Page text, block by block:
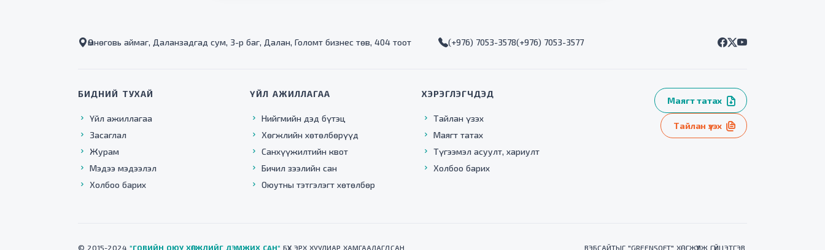
Өмнөговь аймаг, Даланзадгад сум, 3-р баг, Далан, Голомт бизнес төв, 404 тоот (+976) 7053-3578(+976) 7053-3577
БИДНИЙ ТУХАЙ
Үйл ажиллагаа
Засаглал
Журам
Мэдээ мэдээлэл
Холбоо барих
ҮЙЛ АЖИЛЛАГАА
Нийгмийн дэд бүтэц
Хөгжлийн хөтөлбөрүүд
Санхүүжилтийн квот
Бичил зээлийн сан
Оюутны тэтгэлэгт хөтөлбөр
ХЭРЭГЛЭГЧДЭД
Тайлан үзэх
Маягт татах
Түгээмэл асуулт, хариулт
Холбоо барих
Маягт татах
Тайлан үзэх
© 2015-2024 "ГОВИЙН ОЮУ ХӨГЖЛИЙГ ДЭМЖИХ САН" БҮХ ЭРХ ХУУЛИАР ХАМГААЛАГДСАН ВЭБСАЙТЫГ "GREENSOFT" ХӨГЖҮҮЛЖ ГҮЙЦЭТГЭВ.